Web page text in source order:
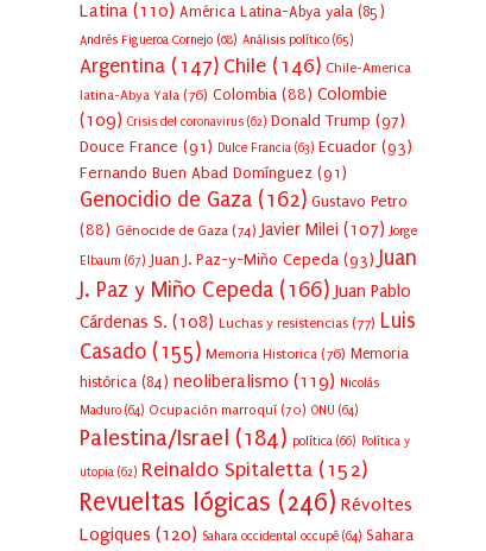
Latina (110) América Latina-Abya yala (85)
Andrés Figueroa Cornejo (68) Análisis político (65)
Argentina (147) Chile (146) Chile-America
latina-Abya Yala (76) Colombia (88) Colombie
(109) Crisis del coronavirus (62) Donald Trump (97)
Douce France (91) Dulce Francia (63) Ecuador (93)
Fernando Buen Abad Domínguez (91)
Genocidio de Gaza (162) Gustavo Petro
(88) Génocide de Gaza (74) Javier Milei (107) Jorge
Elbaum (67) Juan J. Paz-y-Miño Cepeda (93) Juan
J. Paz y Miño Cepeda (166) Juan Pablo
Cárdenas S. (108) Luchas y resistencias (77) Luis
Casado (155) Memoria Historica (76) Memoria
histórica (84) neoliberalismo (119) Nicolás
Maduro (64) Ocupación marroquí (70) ONU (64)
Palestina/Israel (184) política (66) Política y
utopia (62) Reinaldo Spitaletta (152)
Revueltas lógicas (246) Révoltes
Logiques (120) Sahara occidental occupé (64) Sahara